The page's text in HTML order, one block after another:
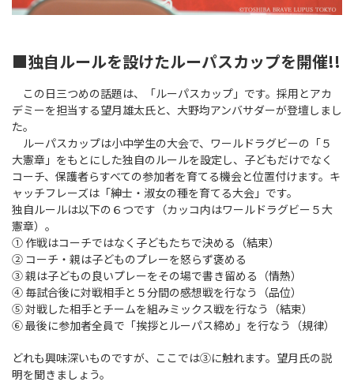
■独自ルールを設けたルーパスカップを開催!!
この日三つめの話題は、「ルーパスカップ」です。採用とアカ
デミーを担当する望月雄太氏と、大野均アンバサダーが登壇しまし
た。
ルーパスカップは小中学生の大会で、ワールドラグビーの「５
大憲章」をもとにした独自のルールを設定し、子どもだけでなく
コーチ、保護者らすべての参加者を育てる機会と位置付けます。キ
ャッチフレーズは「紳士・淑女の種を育てる大会」です。
独自ルールは以下の６つです（カッコ内はワールドラグビー５大
憲章）。
① 作戦はコーチではなく子どもたちで決める（結束）
② コーチ・親は子どものプレーを怒らず褒める
③ 親は子どもの良いプレーをその場で書き留める（情熱）
④ 毎試合後に対戦相手と５分間の感想戦を行なう（品位）
⑤ 対戦した相手とチームを組みミックス戦を行なう（結束）
⑥ 最後に参加者全員で「挨拶とルーパス締め」を行なう（規律）
どれも興味深いものですが、ここでは③に触れます。望月氏の説
明を聞きましょう。